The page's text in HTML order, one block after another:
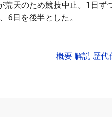
荒天のため競技中止。1日ず
6日を後半とした。
概要 解説 歴代